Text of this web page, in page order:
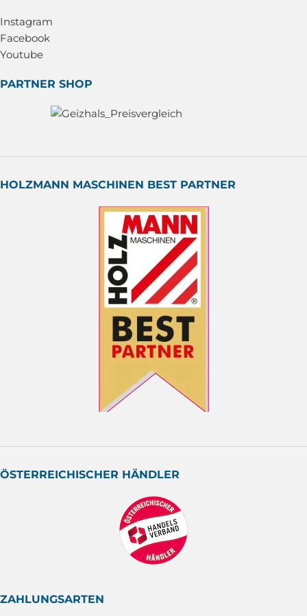
Instagram
Facebook
Youtube
PARTNER SHOP
HOLZMANN MASCHINEN BEST PARTNER
ÖSTERREICHISCHER HÄNDLER
ZAHLUNGSARTEN